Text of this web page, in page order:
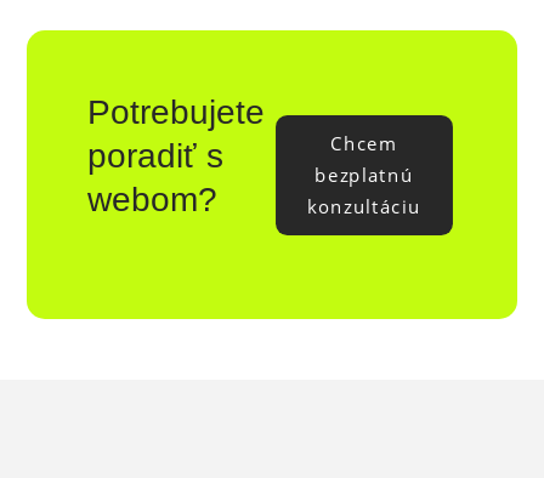
Potrebujete
poradiť s
webom?
Chcem
bezplatnú
konzultáciu